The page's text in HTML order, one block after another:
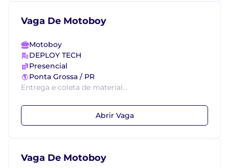
Vaga De Motoboy
Motoboy
DEPLOY TECH
Presencial
Ponta Grossa / PR
Entrega e coleta de material...
Abrir Vaga
Vaga De Motoboy